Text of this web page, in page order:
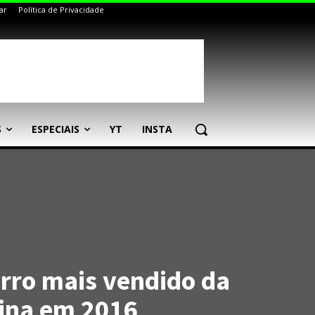
Política de Privacidade
ESPECIAIS YT INSTA
mais vendido da